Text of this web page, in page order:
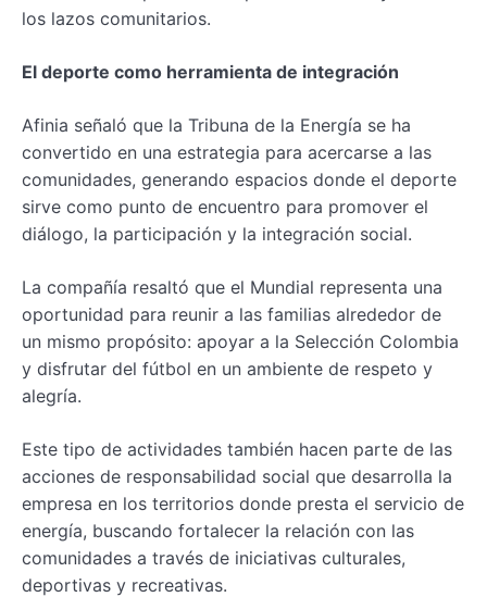
los lazos comunitarios.
El deporte como herramienta de integración
Afinia señaló que la Tribuna de la Energía se ha
convertido en una estrategia para acercarse a las
comunidades, generando espacios donde el deporte
sirve como punto de encuentro para promover el
diálogo, la participación y la integración social.
La compañía resaltó que el Mundial representa una
oportunidad para reunir a las familias alrededor de
un mismo propósito: apoyar a la Selección Colombia
y disfrutar del fútbol en un ambiente de respeto y
alegría.
Este tipo de actividades también hacen parte de las
acciones de responsabilidad social que desarrolla la
empresa en los territorios donde presta el servicio de
energía, buscando fortalecer la relación con las
comunidades a través de iniciativas culturales,
deportivas y recreativas.